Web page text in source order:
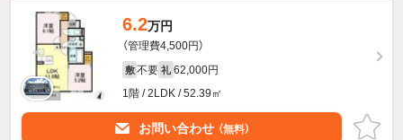
6.2万円
（管理費4,500円）
敷 不要 礼 62,000円
1階 / 2LDK / 52.39㎡
お問い合わせ （無料）